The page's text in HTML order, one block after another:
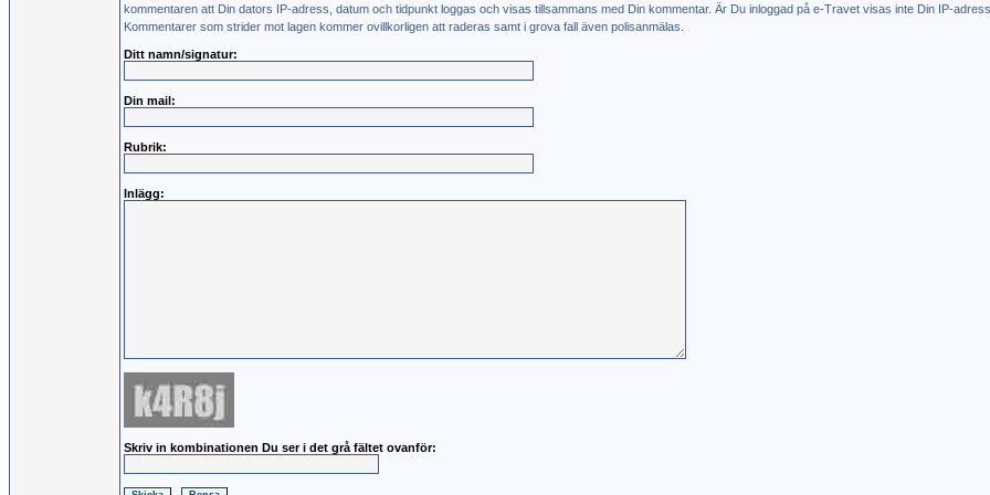
kommentaren att Din dators IP-adress, datum och tidpunkt loggas och visas tillsammans med Din kommentar. Är Du inloggad på e-Travet visas inte Din IP-
Kommentarer som strider mot lagen kommer ovillkorligen att raderas samt i grova fall även polisanmälas.
Ditt namn/signatur:
Din mail:
Rubrik:
Inlägg:
Skriv in kombinationen Du ser i det grå fältet ovanför: